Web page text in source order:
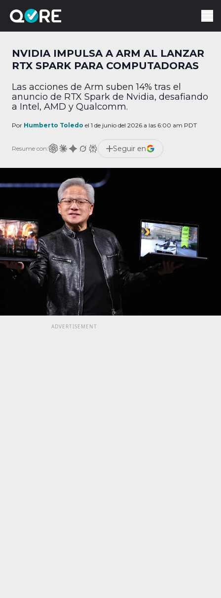
NVIDIA IMPULSA A ARM AL LANZAR
RTX SPARK PARA COMPUTADORAS
Las acciones de Arm suben 14% tras el
anuncio de RTX Spark de Nvidia, desafiando
a Intel, AMD y Qualcomm.
Por Humberto Toledo el 1 de junio del 2026 a las 6:00 am PDT
Resume con: Seguir en